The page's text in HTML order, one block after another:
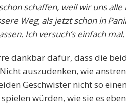
schaffen, weil wir uns
Weg, als jetzt schon in
Ich versuch‘s einfach mal.
dankbar dafür, dass die
auszudenken, wie
Geschwister nicht so
würden, wie sie es